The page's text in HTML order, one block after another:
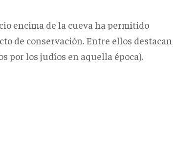
encima de la cueva ha permitido
de conservación. Entre ellos destacan
por los judíos en aquella época).